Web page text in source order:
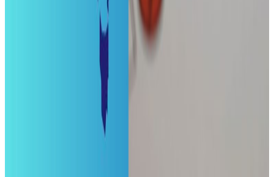
मध्यपूर्वका नेपाली : ११ जना पक्राउ, अरु अवस्था के छ
प्रधानमन्त्री बालेन्द्र शाहलाई मोदीको बधाई